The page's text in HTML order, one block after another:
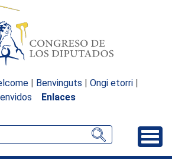
| Benvinguts | Ongi etorri |
Enlaces